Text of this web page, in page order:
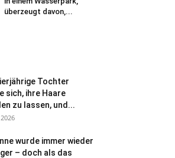
überzeugt davon,...
Tochter
sich, ihre Haare
zu lassen, und...
wurde immer wieder
– doch als das